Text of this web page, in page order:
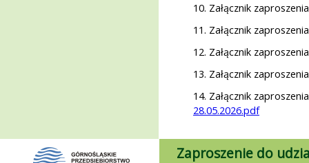
10. Załącznik
11. Załącznik
12. Załącznik
13. Załącznik
14. Załącznik
28.05.2026.pdf
Zaproszenie do